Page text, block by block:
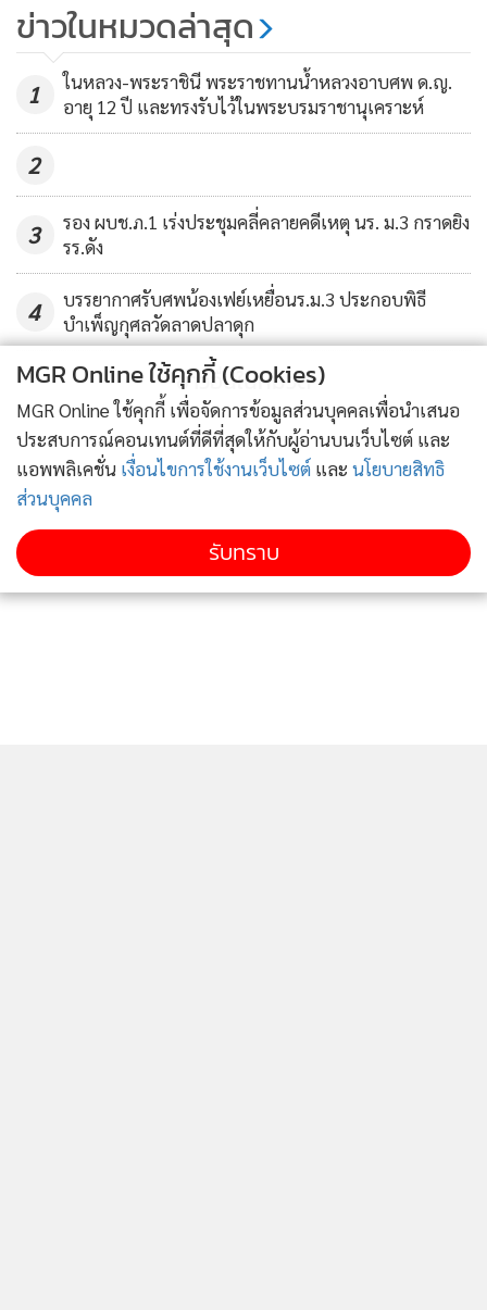
ขายประชาชนต่อต้านคอร์รัปชั่นและนักสิทธิมนุษยชน ซึ่งเป็นผู้
ร้องเรียนในคดีนี้ต่อ คตส. 7.นายสมบูรณ์ คุปติมนัส ผู้รับมอบ
อำนาจจากคุณพจมาน จำเลยที่ 2 ในการทำสัญญาซื้อขายที่ดินที่
พิพาทคดีนี้
รัฐมนตรีว่าการกระทรวงการคลัง 9.นางสาวกัลยาณี รุทระกาญน์
เลขาธิการศูนย์ประสานงานลูกหนี้แห่งชาติ 10. ม.ร.ว.จัตุมงคล
โสณกุล อดีตปลัดกระทรวงการคลัง และอดีตผู้ว่าการธนาคาร
แห่งประเทศไทย (ธปท.) และอดีตประธานคณะกรรมการจัดการ
กองทุนฟื้นฟูกิจการและพัฒนาระบบสถาบันการเงิน 11. นาย
เกริก วณิกกุล เจ้าหน้าที่ ธปท. อดีตผู้จัดการกองทุนฯ ปี 2545
12.นาย ไพโรจน์ เฮงสกุล อดีตผู้จัดการกองทุนฯ ช่วงปี 2549-50
13.นายสมใจนึก เองตระกูล อดีตปลัดกระทรวงการคลัง และอดีต
รองประธานคณะกรรมการกองทุนฯ 14.ว่าที่ ร.ท.รุ่งเรือง โคกขุน
ทด เจ้าหน้าที่ ธปท. ซึ่งเป็นหัวหน้าทีมอสังหาริมทรัพย์ กองทุน
ฟื้นฟูฯ 15.นางสว่างจิตต์ จัยวัฒน์ อดีตผู้จัดการกองทุนฯ
16.นายวุฒิสิทธิ์ จันทสูตร เจ้าหน้าที่กรมที่ดินจังหวัดสระแก้ว
13
ข่าวในหมวดล่าสุด
1
ในหลวง-พระราชินี พระราชทานน้ำหลวงอาบศพ ด.ญ.
อายุ 12 ปี และทรงรับไว้ในพระบรมราชานุเคราะห์
2
3
รอง ผบช.ภ.1 เร่งประชุมคลี่คลายคดีเหตุ นร. ม.3 กราดยิง
รร.ดัง
4
บรรยากาศรับศพน้องเฟย์เหยื่อนร.ม.3 ประกอบพิธี
บำเพ็ญกุศลวัดลาดปลาดุก
ข่าวอื่นในหมวด
MGR Online ใช้คุกกี้ (Cookies)
MGR Online ใช้คุกกี้ เพื่อจัดการข้อมูลส่วนบุคคลเพื่อนำเสนอ
ประสบการณ์คอนเทนต์ที่ดีที่สุดให้กับผู้อ่านบนเว็บไซต์ และ
แอพพลิเคชั่น เงื่อนไขการใช้งานเว็บไซต์ และ นโยบายสิทธิ
ส่วนบุคคล
รับทราบ